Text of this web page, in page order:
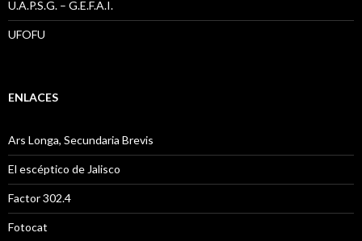
U.A.P.S.G. – G.E.F.A.I.
UFOFU
ENLACES
Ars Longa, Secundaria Brevis
El escéptico de Jalisco
Factor 302.4
Fotocat